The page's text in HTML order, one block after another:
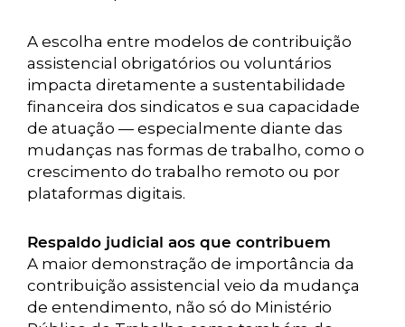
A escolha entre modelos de contribuição
assistencial obrigatórios ou voluntários
impacta diretamente a sustentabilidade
financeira dos sindicatos e sua capacidade
de atuação — especialmente diante das
mudanças nas formas de trabalho, como o
crescimento do trabalho remoto ou por
plataformas digitais.
Respaldo judicial aos que contribuem
A maior demonstração de importância da
contribuição assistencial veio da mudança
de entendimento, não só do Ministério